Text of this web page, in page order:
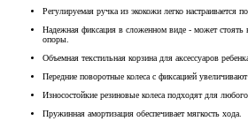
Регулируемая ручка из экокожи легко настраивается
Надежная фиксация в сложенном виде - может стоять
опоры.
Объемная текстильная корзина для аксессуаров
Передние поворотные колеса с фиксацией
Износостойкие резиновые колеса подходят для
Пружинная амортизация обеспечивает мягкость хода.